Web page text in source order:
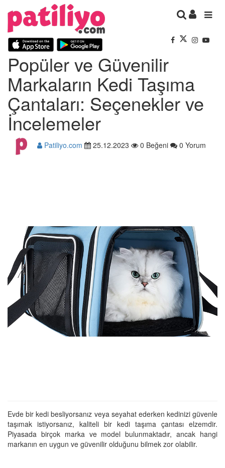
Popüler ve Güvenilir
Markaların Kedi Taşıma
Çantaları: Seçenekler ve
İncelemeler
Patiliyo.com 25.12.2023 0 Beğeni 0 Yorum
Evde bir kedi besliyorsanız veya seyahat ederken kedinizi güvenle
taşımak istiyorsanız, kaliteli bir kedi taşıma çantası elzemdir.
Piyasada birçok marka ve model bulunmaktadır, ancak hangi
markanın en uygun ve güvenilir olduğunu bilmek zor olabilir.